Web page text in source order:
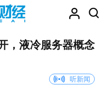
，液冷服务器概念
听新闻